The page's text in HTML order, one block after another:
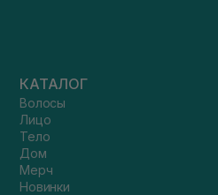
КАТАЛОГ
Волосы
Лицо
Тело
Дом
Мерч
Новинки